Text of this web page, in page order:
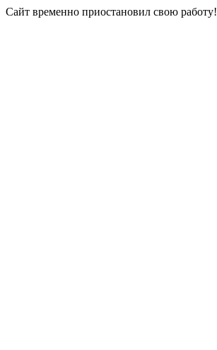
Сайт временно приостановил свою работу!